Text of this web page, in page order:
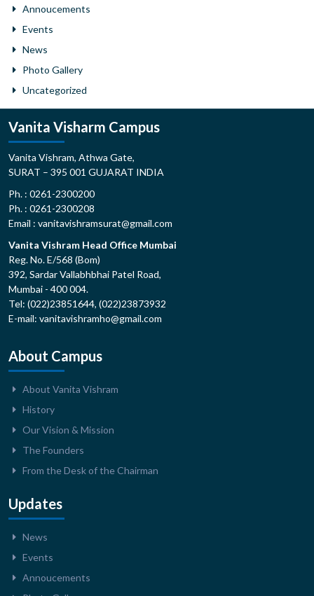
Annoucements
Events
News
Photo Gallery
Uncategorized
Vanita Visharm Campus
Vanita Vishram, Athwa Gate,
SURAT – 395 001 GUJARAT INDIA
Ph. : 0261-2300200
Ph. : 0261-2300208
Email : vanitavishramsurat@gmail.com
Vanita Vishram Head Office Mumbai
Reg. No. E/568 (Bom)
392, Sardar Vallabhbhai Patel Road,
Mumbai - 400 004.
Tel: (022)23851644, (022)23873932
E-mail: vanitavishramho@gmail.com
About Campus
About Vanita Vishram
History
Our Vision & Mission
The Founders
From the Desk of the Chairman
Updates
News
Events
Annoucements